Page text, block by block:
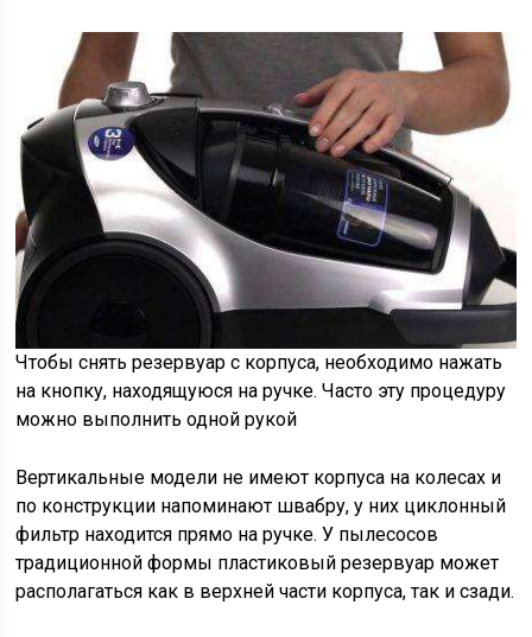
Чтобы снять резервуар с корпуса, необходимо нажать
на кнопку, находящуюся на ручке. Часто эту процедуру
можно выполнить одной рукой
Вертикальные модели не имеют корпуса на колесах и
по конструкции напоминают швабру, у них циклонный
фильтр находится прямо на ручке. У пылесосов
традиционной формы пластиковый резервуар может
располагаться как в верхней части корпуса, так и сзади.